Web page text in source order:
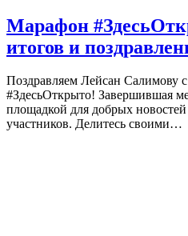
Марафон
итогов и
Поздравляем Лейсан Салимову
#ЗдесьОткрыто! Завершившая
площадкой для добрых
участников. Делитесь своими…